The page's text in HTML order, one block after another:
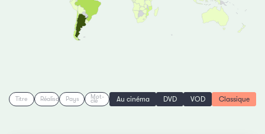
Titre RéalisationPays Mot-
clé Au cinéma DVD VOD Classique